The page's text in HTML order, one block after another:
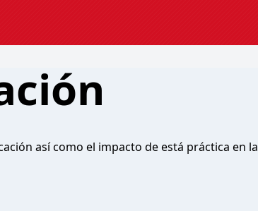
así como el impacto de está práctica en la